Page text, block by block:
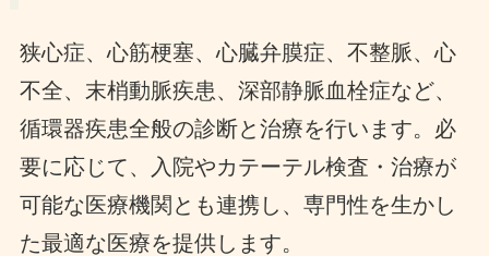
狭心症、心筋梗塞、心臓弁膜症、不整脈、心
不全、末梢動脈疾患、深部静脈血栓症など、
循環器疾患全般の診断と治療を行います。必
要に応じて、入院やカテーテル検査・治療が
可能な医療機関とも連携し、専門性を生かし
た最適な医療を提供します。